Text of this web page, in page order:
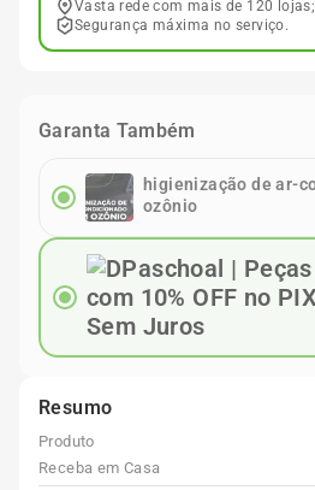
Vasta rede com mais de 120 lojas;
Segurança máxima no serviço.
Garanta Também
higienização de ar-
ozônio
Resumo
Produto
Receba em Casa